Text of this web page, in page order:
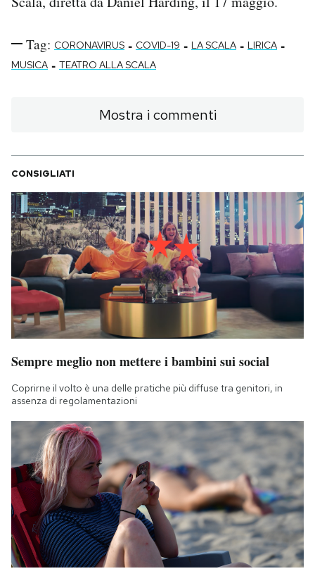
Tag: CORONAVIRUS - COVID-19 - LA SCALA - LIRICA -
MUSICA - TEATRO ALLA SCALA
Mostra i commenti
CONSIGLIATI
Sempre meglio non mettere i bambini sui social
Coprirne il volto è una delle pratiche più diffuse tra genitori, in
assenza di regolamentazioni